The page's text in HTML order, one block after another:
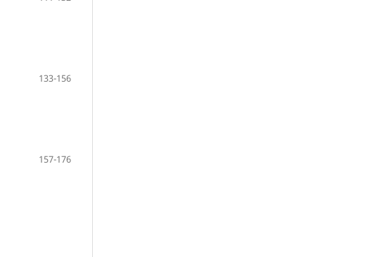
133-156
157-176